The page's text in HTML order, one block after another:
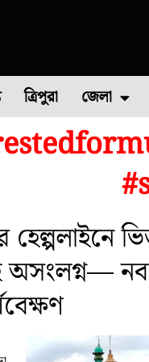
মাছ চাষ পোল্ট্রি
ত্রিপুরা জেলা
উত্তর ২৪
হেল্পলাইনে